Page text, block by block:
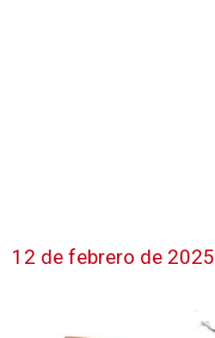
12 de febrero de 2025